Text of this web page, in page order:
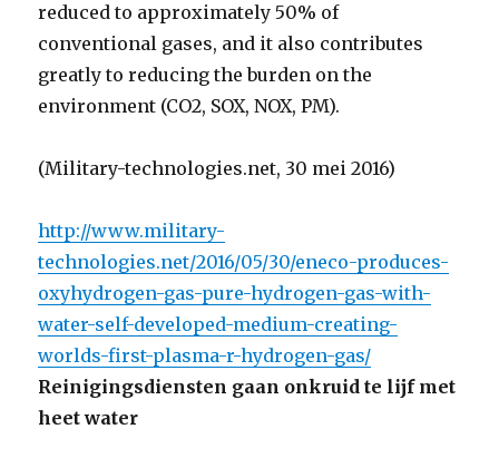
reduced to approximately 50% of
conventional gases, and it also contributes
greatly to reducing the burden on the
environment (CO2, SOX, NOX, PM).
(Military-technologies.net, 30 mei 2016)
http://www.military-
technologies.net/2016/05/30/eneco-produces-
oxyhydrogen-gas-pure-hydrogen-gas-with-
water-self-developed-medium-creating-
worlds-first-plasma-r-hydrogen-gas/
Reinigingsdiensten gaan onkruid te lijf met
heet water